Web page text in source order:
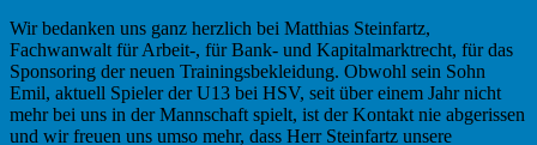
Wir bedanken uns ganz herzlich bei Matthias Steinfartz,
Fachwanwalt für Arbeit-, für Bank- und Kapitalmarktrecht, für das
Sponsoring der neuen Trainingsbekleidung. Obwohl sein Sohn
Emil, aktuell Spieler der U13 bei HSV, seit über einem Jahr nicht
mehr bei uns in der Mannschaft spielt, ist der Kontakt nie abgerissen
und wir freuen uns umso mehr, dass Herr Steinfartz unsere